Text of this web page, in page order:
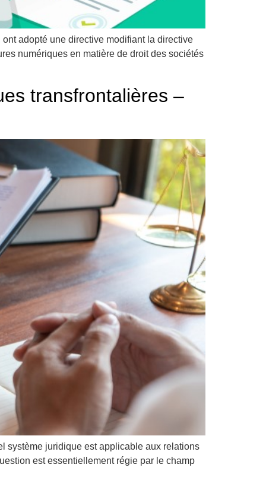
adopté une directive modifiant la directive
numériques en matière de droit des sociétés
transfrontalières –
système juridique est applicable aux relations
est essentiellement régie par le champ